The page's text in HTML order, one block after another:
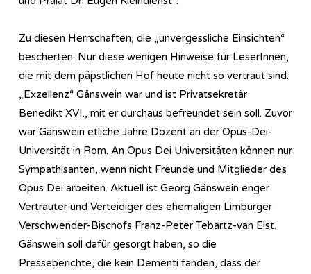
Zu diesen Herrschaften, die „unvergessliche Einsichten“
bescherten: Nur diese wenigen Hinweise für LeserInnen,
die mit dem päpstlichen Hof heute nicht so vertraut sind:
„Exzellenz“ Gänswein war und ist Privatsekretär
Benedikt XVI., mit er durchaus befreundet sein soll. Zuvor
war Gänswein etliche Jahre Dozent an der Opus-Dei-
Universität in Rom. An Opus Dei Universitäten können nur
Sympathisanten, wenn nicht Freunde und Mitglieder des
Opus Dei arbeiten. Aktuell ist Georg Gänswein enger
Vertrauter und Verteidiger des ehemaligen Limburger
Verschwender-Bischofs Franz-Peter Tebartz-van Elst.
Gänswein soll dafür gesorgt haben, so die
Presseberichte, die kein Dementi fanden, dass der